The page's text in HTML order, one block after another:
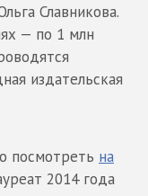
Славникова.
— по 1 млн
издательская
посмотреть на
2014 года